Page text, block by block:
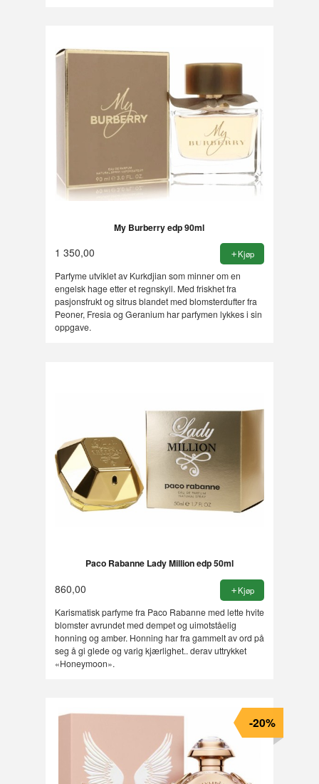
My Burberry edp 90ml
1 350,00 Kjøp
Parfyme utviklet av Kurkdjian som minner om en
engelsk hage etter et regnskyll. Med friskhet fra
pasjonsfrukt og sitrus blandet med blomsterdufter fra
Peoner, Fresia og Geranium har parfymen lykkes i sin
oppgave.
Paco Rabanne Lady Million edp 50ml
860,00 Kjøp
Karismatisk parfyme fra Paco Rabanne med lette hvite
blomster avrundet med dempet og uimotståelig
honning og amber. Honning har fra gammelt av ord på
seg å gi glede og varig kjærlighet.. derav uttrykket
«Honeymoon».
-20%